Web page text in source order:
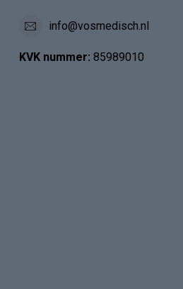
info@vosmedisch.nl
KVK nummer: 85989010